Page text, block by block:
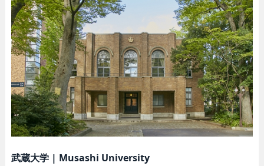
武蔵大学| Musashi University